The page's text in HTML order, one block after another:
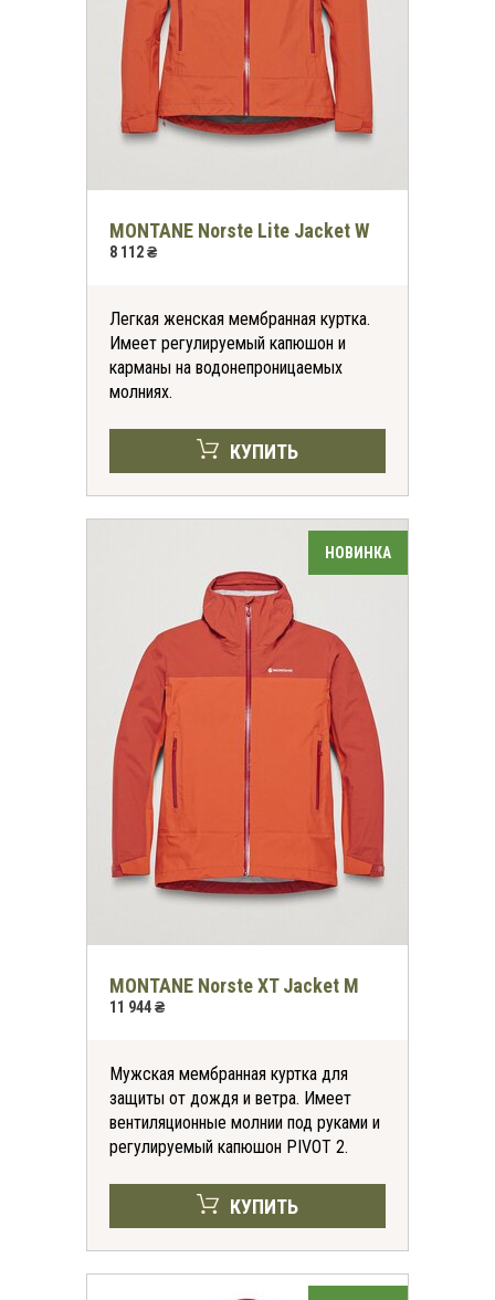
MONTANE Norste Lite Jacket W
8 112 ₴
Легкая женская мембранная куртка.
Имеет регулируемый капюшон и
карманы на водонепроницаемых
молниях.
КУПИТЬ
MONTANE Norste XT Jacket M
11 944 ₴
Мужская мембранная куртка для
защиты от дождя и ветра. Имеет
вентиляционные молнии под руками и
регулируемый капюшон PIVOT 2.
КУПИТЬ